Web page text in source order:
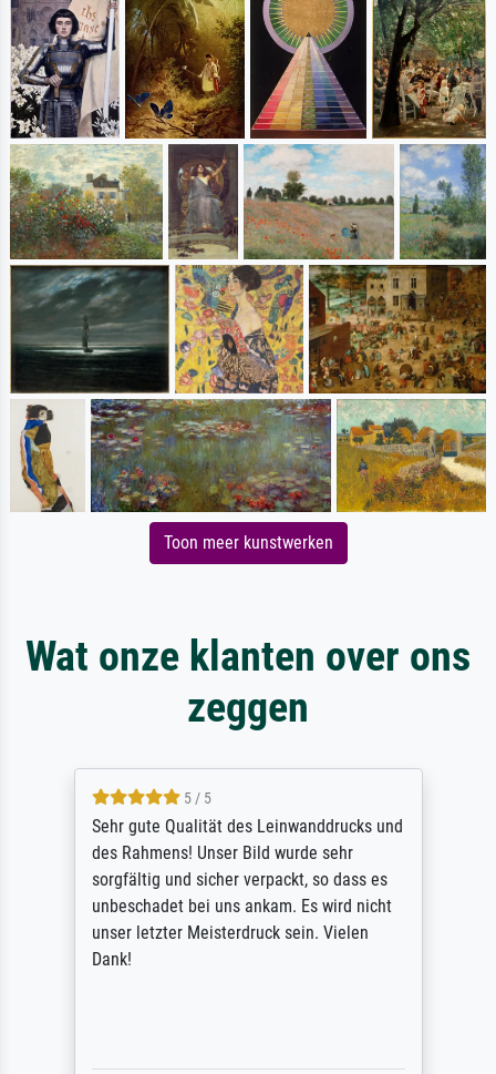
Toon meer kunstwerken
Wat onze klanten over ons
zeggen
5 / 5
Sehr gute Qualität des Leinwanddrucks und
des Rahmens! Unser Bild wurde sehr
sorgfältig und sicher verpackt, so dass es
unbeschadet bei uns ankam. Es wird nicht
unser letzter Meisterdruck sein. Vielen
Dank!